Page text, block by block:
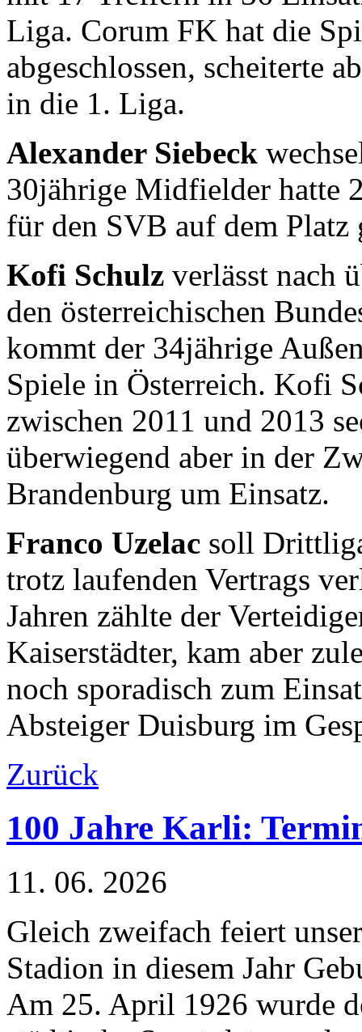
Liga. Corum FK hat die
abgeschlossen, scheiterte
in die 1. Liga.
Alexander Siebeck
30jährige Midfielder hatte
für den SVB auf dem Platz
Kofi Schulz verlässt nach
den österreichischen
kommt der 34jährige
Spiele in Österreich. Kofi
zwischen 2011 und 2013
überwiegend aber in der
Brandenburg um Einsatz.
Franco Uzelac soll
trotz laufenden Vertrags
Jahren zählte der
Kaiserstädter, kam aber
noch sporadisch zum
Absteiger Duisburg im
Zurück
100 Jahre Karli:
11. 06. 2026
Gleich zweifach feiert unser
Stadion in diesem Jahr
Am 25. April 1926 wurde